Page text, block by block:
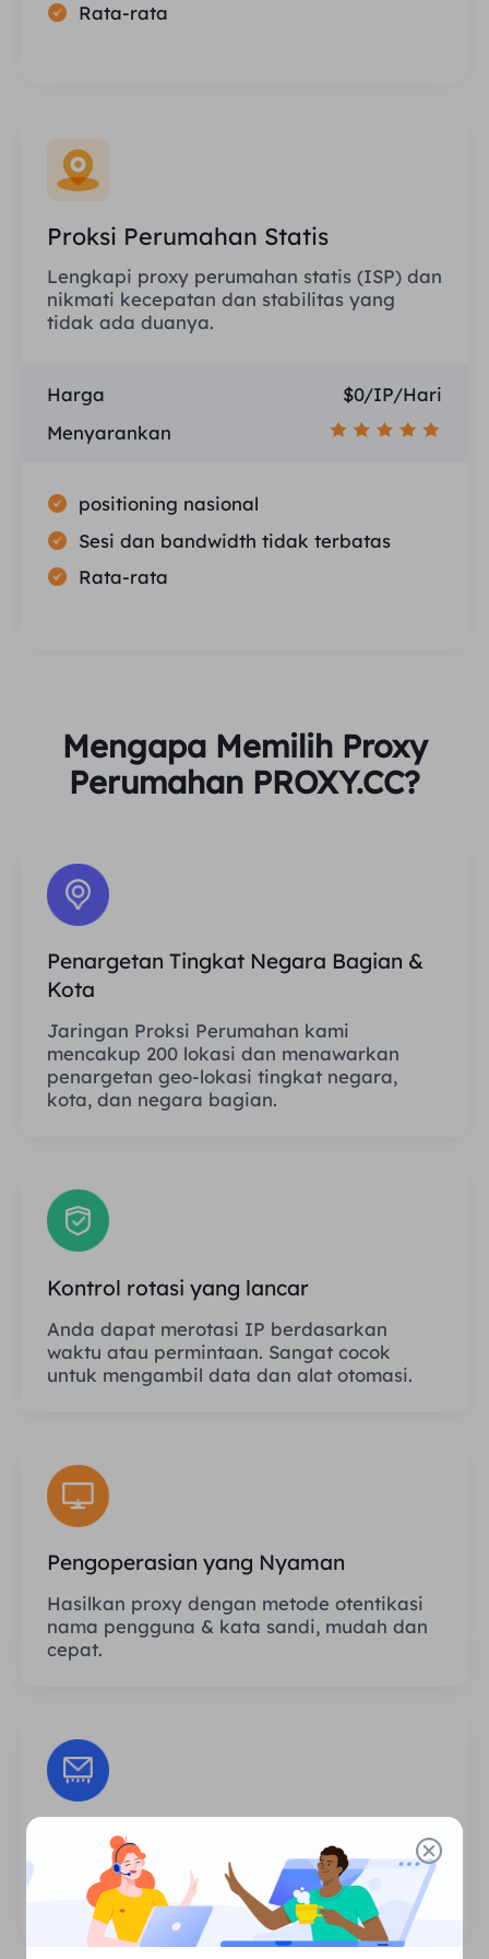
Rata-rata
Proksi Perumahan Statis
Lengkapi proxy perumahan statis (ISP) dan
nikmati kecepatan dan stabilitas yang
tidak ada duanya.
Harga
$0/IP/Hari
Menyarankan
positioning nasional
Sesi dan bandwidth tidak terbatas
Rata-rata
Mengapa Memilih Proxy
Perumahan PROXY.CC?
Penargetan Tingkat Negara Bagian &
Kota
Jaringan Proksi Perumahan kami
mencakup 200 lokasi dan menawarkan
penargetan geo-lokasi tingkat negara,
kota, dan negara bagian.
Kontrol rotasi yang lancar
Anda dapat merotasi IP berdasarkan
waktu atau permintaan. Sangat cocok
untuk mengambil data dan alat otomasi.
Pengoperasian yang Nyaman
Hasilkan proxy dengan metode otentikasi
nama pengguna & kata sandi, mudah dan
cepat.
Sesi Tanpa Batas
Tidak ada batasan jumlah penggunaan
atau frekuensi pemanggilan proxy.